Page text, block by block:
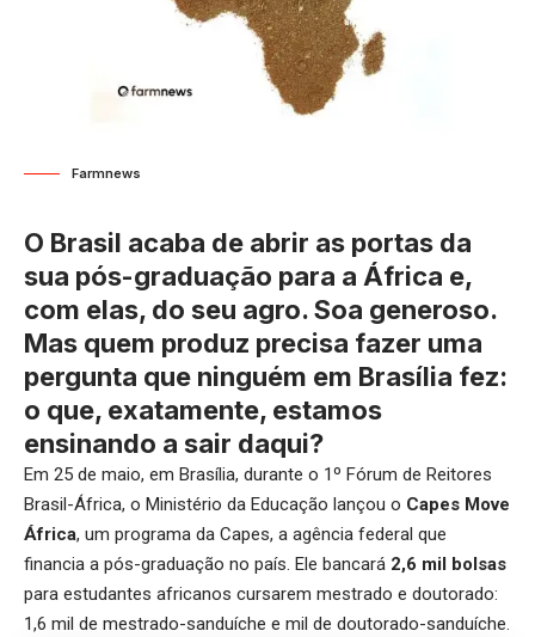
Farmnews
O Brasil acaba de abrir as portas da
sua pós-graduação para a África e,
com elas, do seu agro. Soa generoso.
Mas quem produz precisa fazer uma
pergunta que ninguém em Brasília fez:
o que, exatamente, estamos
ensinando a sair daqui?
Em 25 de maio, em Brasília, durante o 1º Fórum de Reitores
Brasil-África, o Ministério da Educação lançou o Capes Move
África, um programa da Capes, a agência federal que
financia a pós-graduação no país. Ele bancará 2,6 mil bolsas
para estudantes africanos cursarem mestrado e doutorado:
1,6 mil de mestrado-sanduíche e mil de doutorado-sanduíche.